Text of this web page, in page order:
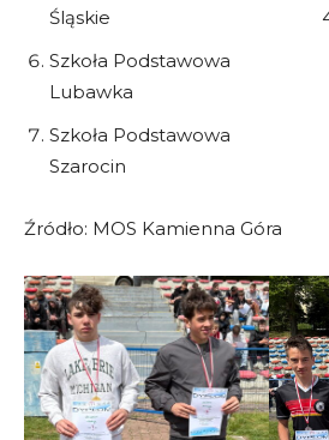
Śląskie
Szkoła Podstawowa
Szkoła Podstawowa
Źródło: MOS Kamienna Góra